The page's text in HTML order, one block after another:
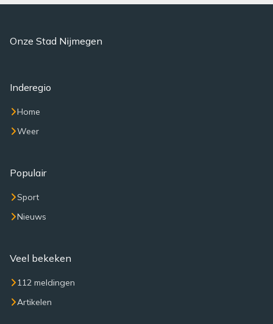
Onze Stad Nijmegen
Inderegio
Home
Weer
Populair
Sport
Nieuws
Veel bekeken
112 meldingen
Artikelen